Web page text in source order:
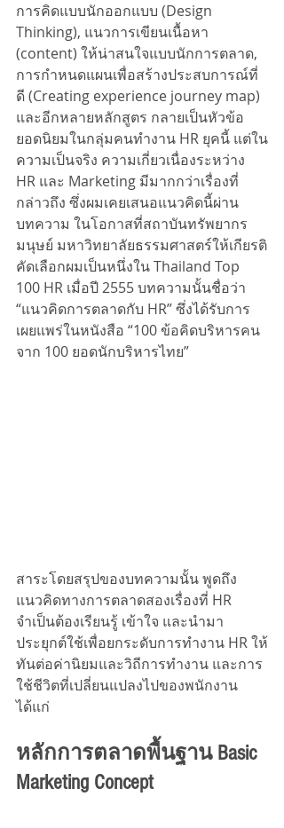
การคิดแบบนักออกแบบ (Design
Thinking), แนวการเขียนเนื้อหา
(content) ให้น่าสนใจแบบนักการตลาด,
การกำหนดแผนเพื่อสร้างประสบการณ์ที่
ดี (Creating experience journey map)
และอีกหลายหลักสูตร กลายเป็นหัวข้อ
ยอดนิยมในกลุ่มคนทำงาน HR ยุคนี้ แต่ใน
ความเป็นจริง ความเกี่ยวเนื่องระหว่าง
HR และ Marketing มีมากกว่าเรื่องที่
กล่าวถึง ซึ่งผมเคยเสนอแนวคิดนี้ผ่าน
บทความ ในโอกาสที่สถาบันทรัพยากร
มนุษย์ มหาวิทยาลัยธรรมศาสตร์ให้เกียรติ
คัดเลือกผมเป็นหนึ่งใน Thailand Top
100 HR เมื่อปี 2555 บทความนั้นชื่อว่า
“แนวคิดการตลาดกับ HR” ซึ่งได้รับการ
เผยแพร่ในหนังสือ “100 ข้อคิดบริหารคน
จาก 100 ยอดนักบริหารไทย”
สาระโดยสรุปของบทความนั้น พูดถึง
แนวคิดทางการตลาดสองเรื่องที่ HR
จำเป็นต้องเรียนรู้ เข้าใจ และนำมา
ประยุกต์ใช้เพื่อยกระดับการทำงาน HR ให้
ทันต่อค่านิยมและวิถีการทำงาน และการ
ใช้ชีวิตที่เปลี่ยนแปลงไปของพนักงาน
ได้แก่
หลักการตลาดพื้นฐาน Basic
Marketing Concept